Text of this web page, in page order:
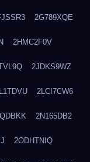
2G789XQE
2HMC2F0V
2JDKS9WZ
2LCI7CW6
2N165DB2
2ODHTNIQ